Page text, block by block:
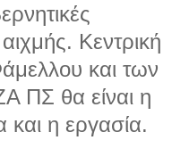
Κεντρική
και των
ΠΣ θα είναι η
και η εργασία.